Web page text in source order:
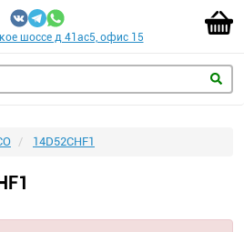
шоссе д 41ас5, офис 15
14D52CHF1